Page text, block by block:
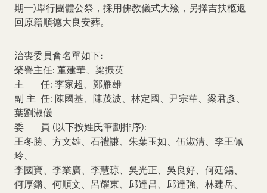
Our News
Contact Us Useful Links
期一)舉行團體公祭，採用佛教儀式大殮，另擇吉扶柩返
回原籍順德大良安葬。
治喪委員會名單如下:
榮譽主任: 董建華、梁振英
主 任: 李家超、鄭雁雄
副 主 任: 陳國基、陳茂波、林定國、尹宗華、梁君彥、
葉劉淑儀
委 員 (以下按姓氏筆劃排序):
王冬勝、方文雄、石禮謙、朱葉玉如、伍淑清、李王佩
玲、
李國寶、李業廣、李慧琼、吳光正、吳良好、何廷錫、
何厚鏘、何順文、呂耀東、邱達昌、邱達強、林建岳、